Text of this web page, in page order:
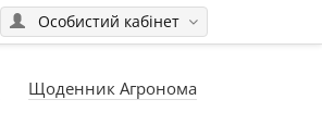
Особистий кабінет
Щоденник Агронома